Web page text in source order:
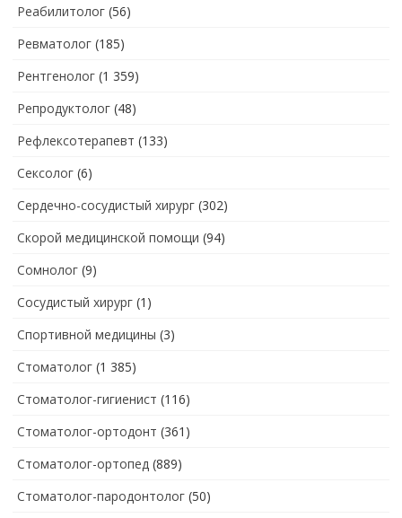
Реабилитолог (56)
Ревматолог (185)
Рентгенолог (1 359)
Репродуктолог (48)
Рефлексотерапевт (133)
Сексолог (6)
Сердечно-сосудистый хирург (302)
Скорой медицинской помощи (94)
Сомнолог (9)
Сосудистый хирург (1)
Спортивной медицины (3)
Стоматолог (1 385)
Стоматолог-гигиенист (116)
Стоматолог-ортодонт (361)
Стоматолог-ортопед (889)
Стоматолог-пародонтолог (50)